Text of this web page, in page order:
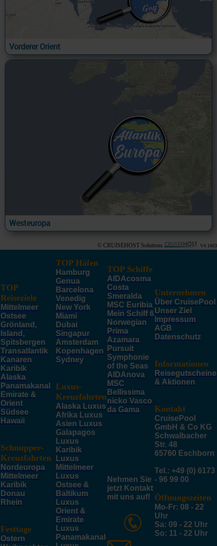
Vorderer Orient
Westeuropa
© CRUISEHOST Solutions V4.1663
TOP
Reiseziele
Mittelmeer
Ostsee
Grönland,
Island,
Spitsbergen
Transatlantik
Kanaren
Karibik
Alaska
Panamakanal
Emirate &
Orient
Südsee
Hawaii
Schnupper-
Kreuzfahrten
Nordeuropa
Mittelmeer
Karibik
Donau
Rhein
Festtage
Ostern
TOP Häfen
Hamburg
Genua
Barcelona
Venedig
New York
Miami
Dubai
Singapur
Amsterdam
Kopenhagen
Sydney
Luxus-
Kreuzfahrten
Alaska Luxus
Afrika Luxus
Asien Luxus
Galapagos
Luxus
Karibik
Luxus
Mittelmeer
Luxus
Ostsee &
Baltikum
Luxus
Orient &
Emirate
Luxus
Panamakanal
TOP Schiffe
AIDAcosma
Costa
Smeralda
MSC Euribia
Mein Schiff 6
Norwegian
Prima
Azamara
Pursuit
Symphonie
of the Seas
AIDAnova
MSC
Bellissima
nicko Vasco
da Gama
Nehmen Sie
jetzt Kontakt
mit uns auf!
Unternehmen
Über CruisePool
Unser Ziel
Impressum
AGB
Datenschutz
Informationen
Reisegutscheine
& Aktionen
Kontakt
CruisePool
GmbH & Co KG
Schwalbacher
Str. 48
65760 Eschborn
Tel.: +49 (0) 6173
- 96 99 00
Öffnungszeiten
Mo-Fr: 08 - 22
Uhr
Sa: 09 - 22 Uhr
So: 11 - 22 Uhr